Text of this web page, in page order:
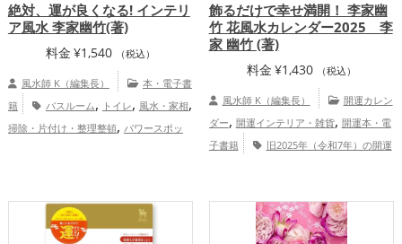
絶対、運が良くなる! インテリ
ア風水 李家幽竹(著)
料金 ¥1,540 （税込）
風水師 K（編集長）
本・電子書
籍
バスルーム, トイレ, 風水・家相,
掃除・片付け・整理整頓, パワースポッ
飾るだけで幸せ満開！ 李家幽
竹 花風水カレンダー2025 李
家 幽竹 (著)
料金 ¥1,430 （税込）
風水師 K（編集長）
開運カレン
ダー, 開運インテリア・雑貨, 開運本・電
子書籍
旧2025年（令和7年）の開運
健康運アップ,家庭運・家族運
総合運・全体運アップ